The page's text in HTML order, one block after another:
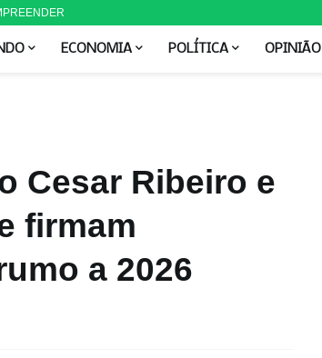
ECONOMIA POLÍTICA OPINIÃO
Cesar Ribeiro e
firmam
a 2026